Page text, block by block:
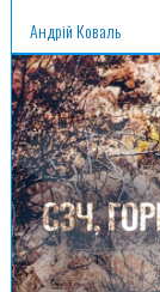
Андрій Коваль